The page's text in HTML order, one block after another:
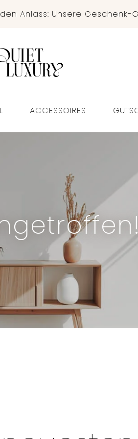
Anlass: Unsere Geschenk-
ACCESSOIRES